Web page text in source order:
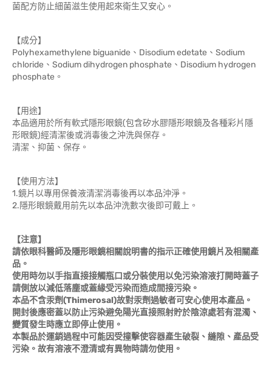
菌配方防止細菌滋生使用起來衛生又安心。
【成分】
Polyhexamethylene biguanide、Disodium edetate、Sodium
chloride、Sodium dihydrogen phosphate、Disodium hydrogen
phosphate。
【用途】
本品適用於所有軟式隱形眼鏡(包含矽水膠隱形眼鏡及各種彩片隱
形眼鏡)經清潔後或消毒後之沖洗與保存。
清潔、抑菌、保存。
【使用方法】
1.鏡片以專用保養液清潔消毒後再以本品沖淨。
2.隱形眼鏡戴用前先以本品沖洗數次後即可戴上。
【注意】
請依眼科醫師及隱形眼鏡相關說明書的指示正確使用鏡片及相關產
品。
使用時勿以手指直接接觸瓶口或分裝使用以免污染溶液打開時蓋子
請側放以減低落塵或蓋緣受污染而造成間接污染。
本品不含汞劑(Thimerosal)故對汞劑過敏者可安心使用本產品。
開封後應密蓋以防止污染避免陽光直接照射貯於陰涼處若有混濁、
變質發生時應立即停止使用。
本製品於運銷過程中可能因受撞擊使容器產生破裂、縫隙、產品受
污染。故有溶液不澄清或有異物時請勿使用。